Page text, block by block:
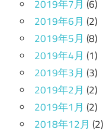
2019年7月 (6)
2019年6月 (2)
2019年5月 (8)
2019年4月 (1)
2019年3月 (3)
2019年2月 (2)
2019年1月 (2)
2018年12月 (2)